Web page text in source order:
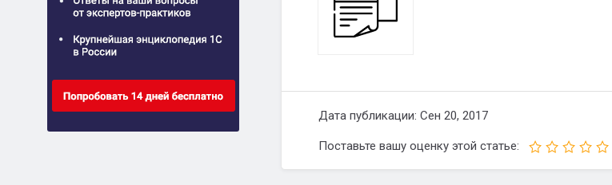
Дата публикации: Сен 20, 2017
Поставьте вашу оценку этой статье: